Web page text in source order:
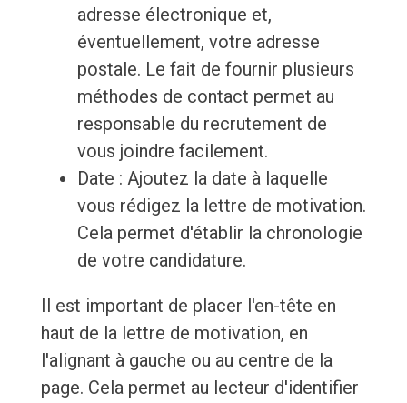
adresse électronique et,
éventuellement, votre adresse
postale. Le fait de fournir plusieurs
méthodes de contact permet au
responsable du recrutement de
vous joindre facilement.
Date : Ajoutez la date à laquelle
vous rédigez la lettre de motivation.
Cela permet d'établir la chronologie
de votre candidature.
Il est important de placer l'en-tête en
haut de la lettre de motivation, en
l'alignant à gauche ou au centre de la
page. Cela permet au lecteur d'identifier